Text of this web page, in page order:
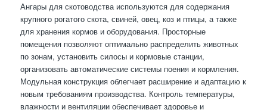
Ангары для скотоводства используются для содержания
крупного рогатого скота, свиней, овец, коз и птицы, а также
для хранения кормов и оборудования. Просторные
помещения позволяют оптимально распределить животных
по зонам, установить силосы и кормовые станции,
организовать автоматические системы поения и кормления.
Модульная конструкция облегчает расширение и адаптацию к
новым требованиям производства. Контроль температуры,
влажности и вентиляции обеспечивает здоровье и